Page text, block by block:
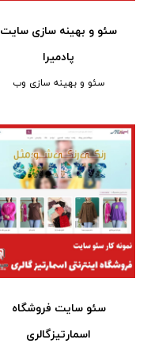
سئو و بهینه سازی سایت
پادمیرا
سئو و بهینه سازی وب
سئو سایت فروشگاه
اسمارتیزگالری